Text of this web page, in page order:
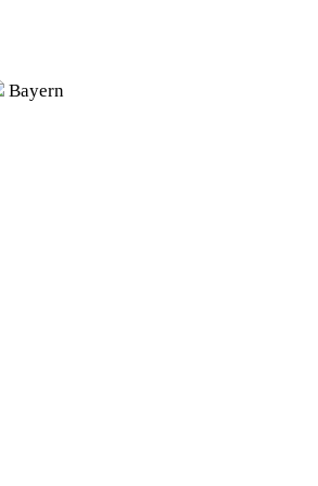
Bayern